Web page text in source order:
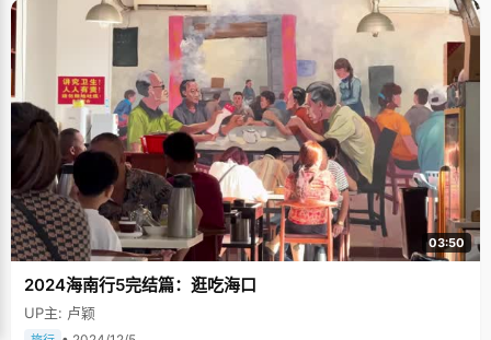
03:50
2024海南行5完结篇：逛吃海口
UP主: 卢颖